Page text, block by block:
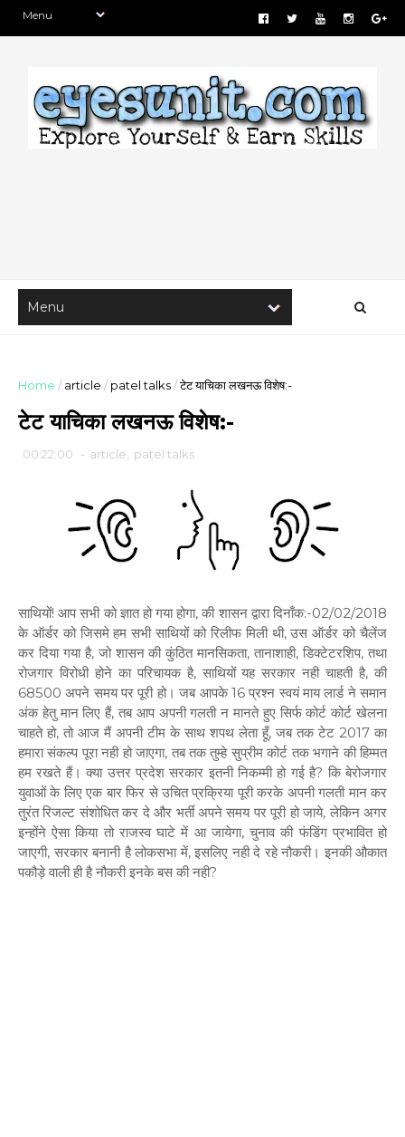
Home / article / patel talks/टेट याचिका लखनऊ विशेष:-
टेट याचिका लखनऊ विशेष:-
00:22:00 - article patel talks
साथियों! आप सभी को ज्ञात हो गया होगा, की शासन द्वारा दिनाँक:-02/02/2018
के ऑर्डर को जिसमे हम सभी साथियों को रिलीफ मिली थी, उस ऑर्डर को चैलेंज
कर दिया गया है, जो शासन की कुंठित मानसिकता, तानाशाही, डिक्टेटरशिप, तथा
रोजगार विरोधी होने का परिचायक है, साथियों यह सरकार नही चाहती है, की
68500 अपने समय पर पूरी हो। जब आपके 16 प्रश्न स्वयं माय लार्ड ने समान
अंक हेतु मान लिए हैं, तब आप अपनी गलती न मानते हुए सिर्फ कोर्ट कोर्ट खेलना
चाहते हो, तो आज मैं अपनी टीम के साथ शपथ लेता हूँ, जब तक टेट 2017 का
हमारा संकल्प पूरा नही हो जाएगा, तब तक तुम्हे सुप्रीम कोर्ट तक भगाने की हिम्मत
हम रखते हैं। क्या उत्तर प्रदेश सरकार इतनी निकम्मी हो गई है? कि बेरोजगार
युवाओं के लिए एक बार फिर से उचित प्रक्रिया पूरी करके अपनी गलती मान कर
तुरंत रिजल्ट संशोधित कर दे और भर्ती अपने समय पर पूरी हो जाये, लेकिन अगर
इन्होंने ऐसा किया तो राजस्व घाटे में आ जायेगा, चुनाव की फंडिंग प्रभावित हो
जाएगी, सरकार बनानी है लोकसभा में, इसलिए नही दे रहे नौकरी। इनकी औकात
पकौड़े वाली ही है नौकरी इनके बस की नही?